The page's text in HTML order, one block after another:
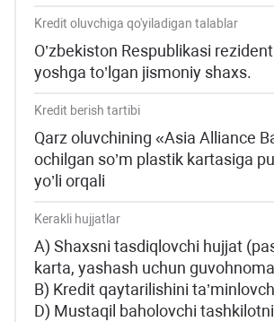
Kredit oluvchiga qo'yiladigan talablar
O’zbekiston Respublikasi
yoshga to’lgan jismoniy shaxs.
Kredit berish tartibi
Qarz oluvchining «Asia Alliance
ochilgan so’m plastik kartasiga
yo’li orqali
Kerakli hujjatlar
А) Shaxsni tasdiqlovchi hujjat
karta, yashash uchun
B) Kredit qaytarilishini
D) Mustaqil baholovchi